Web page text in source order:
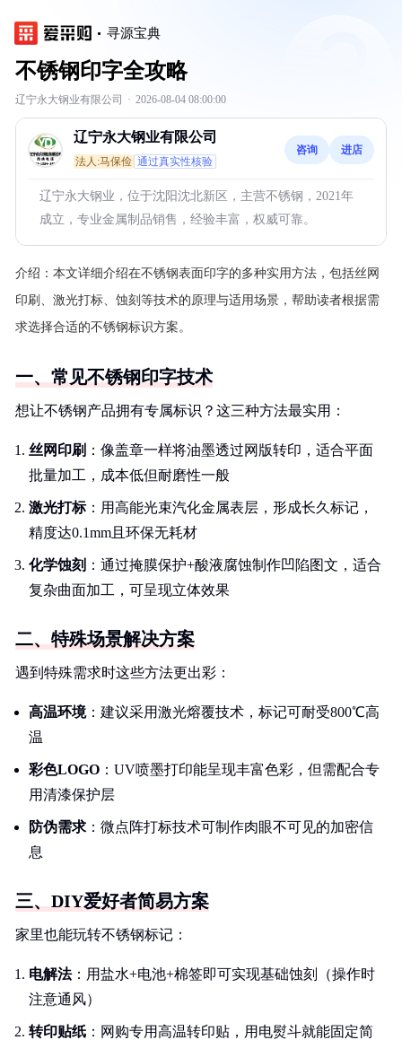
寻源宝典
不锈钢印字全攻略
辽宁永大钢业有限公司 · 2026-08-04 08:00:00
辽宁永大钢业有限公司
法人:马保俭 通过真实性核验
咨询 进店
辽宁永大钢业，位于沈阳沈北新区，主营不锈钢，2021年
成立，专业金属制品销售，经验丰富，权威可靠。
介绍： 本文详细介绍在不锈钢表面印字的多种实用方法，包括丝网
印刷、激光打标、蚀刻等技术的原理与适用场景，帮助读者根据需
求选择合适的不锈钢标识方案。
一、常见不锈钢印字技术
想让不锈钢产品拥有专属标识？这三种方法最实用：
丝网印刷 ：像盖章一样将油墨透过网版转印，适合平面
批量加工，成本低但耐磨性一般
激光打标：用高能光束汽化金属表层，形成长久标记，
精度达0.1mm且环保无耗材
化学蚀刻 ：通过掩膜保护+酸液腐蚀制作凹陷图文，适合
复杂曲面加工，可呈现立体效果
二、特殊场景解决方案
遇到特殊需求时这些方法更出彩：
高温环境：建议采用激光熔覆技术，标记可耐受800℃高
温
彩色LOGO ：UV喷墨打印能呈现丰富色彩，但需配合专
用清漆保护层
防伪需求 ：微点阵打标技术可制作肉眼不可见的加密信
息
三、DIY爱好者简易方案
家里也能玩转不锈钢标记：
电解法：用盐水+电池+棉签即可实现基础蚀刻（操作时
注意通风）
转印贴纸 ：网购专用高温转印贴，用电熨斗就能固定简